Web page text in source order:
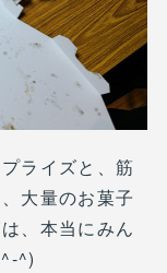
ライズと、筋
大量のお菓子
、本当にみん
^)